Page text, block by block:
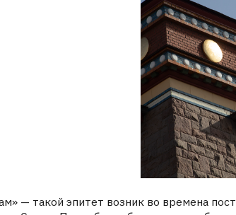
возник во времена постройки
благодаря необычному красно–
он облицован
можно уподобить драгоценному камню. В
играет символика камня: драгоценность,
«ваджр», воплощающий нерушимую
Будды в каждом живом существе, рассекающий
буддам, воплощающие благородные